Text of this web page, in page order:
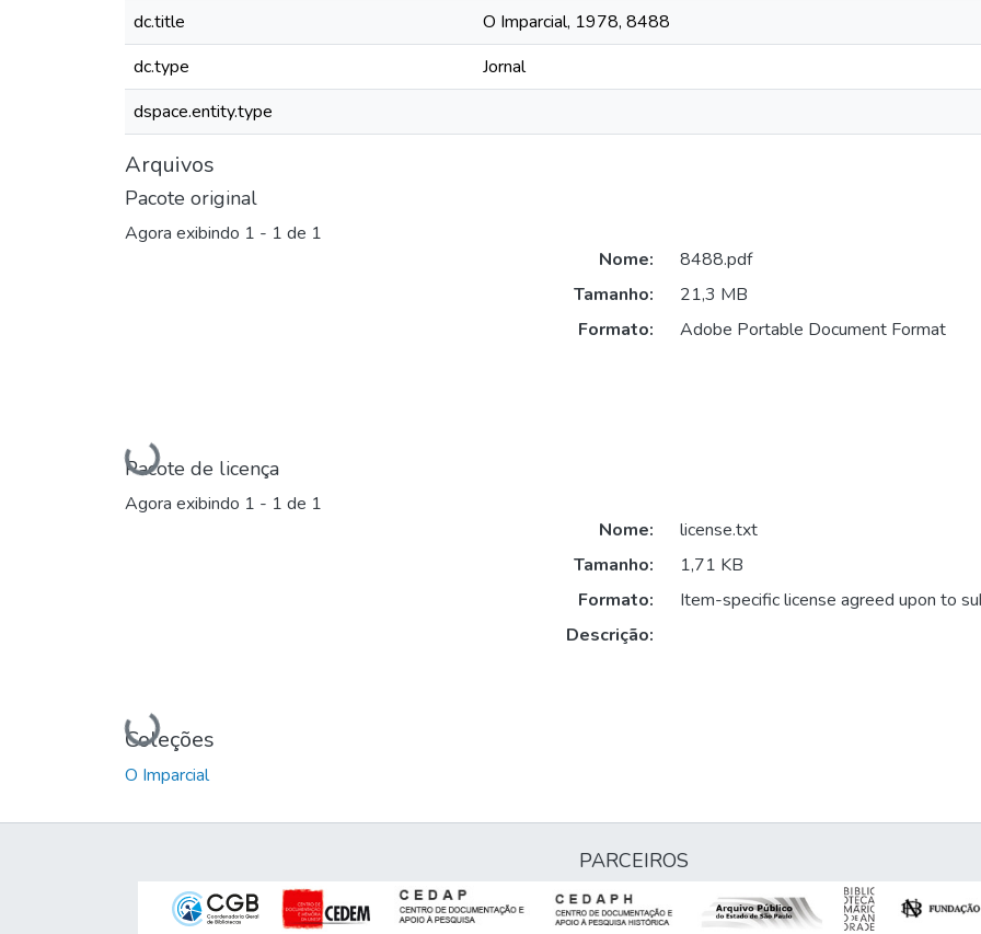
dc.title
O Imparcial, 1978, 8488
dc.type
Jornal
dspace.entity.type
Arquivos
Pacote original
Agora exibindo 1 - 1 de 1
Carregando...
Nome:
8488.pdf
Tamanho:
21,3 MB
Formato:
Adobe Portable Document Format
Pacote de licença
Agora exibindo 1 - 1 de 1
Carregando...
Nome:
license.txt
Tamanho:
1,71 KB
Formato:
Item-specific license agreed upon to
Descrição:
Coleções
O Imparcial
PARCEIROS